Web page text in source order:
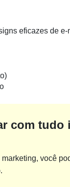
eficazes de
com tudo
você